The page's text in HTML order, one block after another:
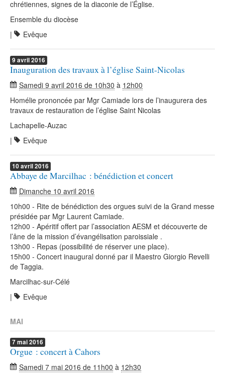
chrétiennes, signes de la diaconie de l’Église.
Ensemble du diocèse
|
Evêque
9 avril2016
Inauguration des travaux à l’église Saint-Nicolas
Samedi 9 avril 2016 de 10h30 à 12h00
Homélie prononcée par Mgr Camiade lors de l’inaugurera des
travaux de restauration de l’église Saint Nicolas
Lachapelle-Auzac
|
Evêque
10 avril2016
Abbaye de Marcilhac : bénédiction et concert
Dimanche 10 avril 2016
10h00 - Rite de bénédiction des orgues suivi de la Grand messe
présidée par Mgr Laurent Camiade.
12h00 - Apéritif offert par l’association AESM et découverte de
l’âne de la mission d’évangélisation paroissiale .
13h00 - Repas (possibilité de réserver une place).
15h00 - Concert inaugural donné par il Maestro Giorgio Revelli
de Taggia.
Marcilhac-sur-Célé
|
Evêque
MAI
7mai2016
Orgue : concert à Cahors
Samedi 7 mai 2016 de 11h00 à 12h30